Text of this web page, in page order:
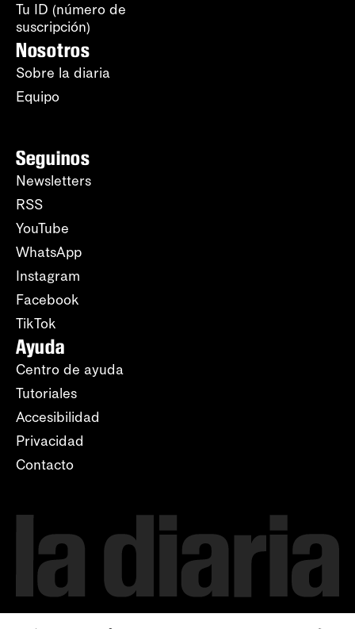
Tu ID (número de
suscripción)
Nosotros
Sobre la diaria
Equipo
Seguinos
Newsletters
RSS
YouTube
WhatsApp
Instagram
Facebook
TikTok
Ayuda
Centro de ayuda
Tutoriales
Accesibilidad
Privacidad
Contacto